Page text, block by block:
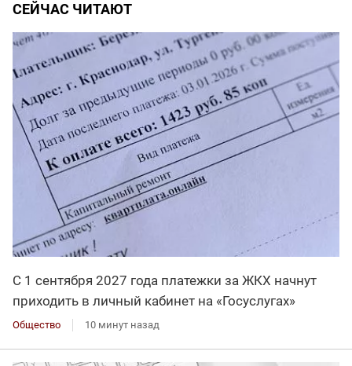
СЕЙЧАС ЧИТАЮТ
С 1 сентября 2027 года платежки за ЖКХ начнут
приходить в личный кабинет на «Госуслугах»
Общество 10 минут назад